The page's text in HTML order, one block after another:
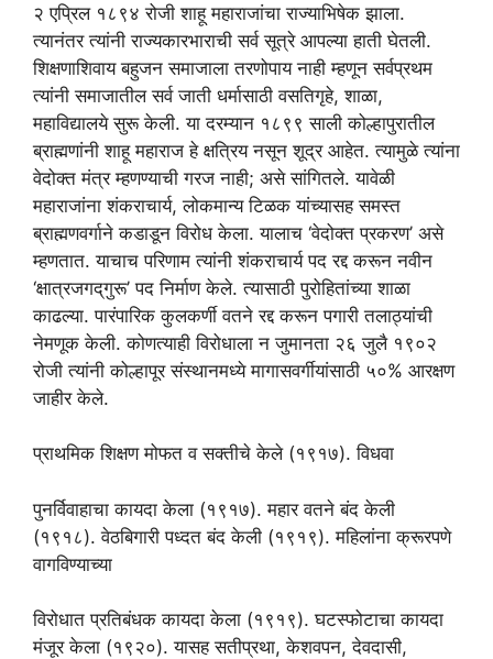
२ एप्रिल १८९४ रोजी शाहू महाराजांचा राज्याभिषेक झाला.
त्यानंतर त्यांनी राज्यकारभाराची सर्व सूत्रे आपल्या हाती घेतली.
शिक्षणाशिवाय बहुजन समाजाला तरणोपाय नाही म्हणून सर्वप्रथम
त्यांनी समाजातील सर्व जाती धर्मासाठी वसतिगृहे, शाळा,
महाविद्यालये सुरू केली. या दरम्यान १८९९ साली कोल्हापुरातील
ब्राह्मणांनी शाहू महाराज हे क्षत्रिय नसून शूद्र आहेत. त्यामुळे त्यांना
वेदोक्त मंत्र म्हणण्याची गरज नाही; असे सांगितले. यावेळी
महाराजांना शंकराचार्य, लोकमान्य टिळक यांच्यासह समस्त
ब्राह्मणवर्गाने कडाडून विरोध केला. यालाच ‘वेदोक्त प्रकरण’ असे
म्हणतात. याचाच परिणाम त्यांनी शंकराचार्य पद रद्द करून नवीन
‘क्षात्रजगद्‌गुरू’ पद निर्माण केले. त्यासाठी पुरोहितांच्या शाळा
काढल्या. पारंपारिक कुलकर्णी वतने रद्द करून पगारी तलाठ्यांची
नेमणूक केली. कोणत्याही विरोधाला न जुमानता २६ जुलै १९०२
रोजी त्यांनी कोल्हापूर संस्थानमध्ये मागासवर्गीयांसाठी ५०% आरक्षण
जाहीर केले.
प्राथमिक शिक्षण मोफत व सक्तीचे केले (१९१७). विधवा
पुनर्विवाहाचा कायदा केला (१९१७). महार वतने बंद केली
(१९१८). वेठबिगारी पध्दत बंद केली (१९१९). महिलांना क्रूरपणे
वागविण्याच्या
विरोधात प्रतिबंधक कायदा केला (१९१९). घटस्फोटाचा कायदा
मंजूर केला (१९२०). यासह सतीप्रथा, केशवपन, देवदासी,